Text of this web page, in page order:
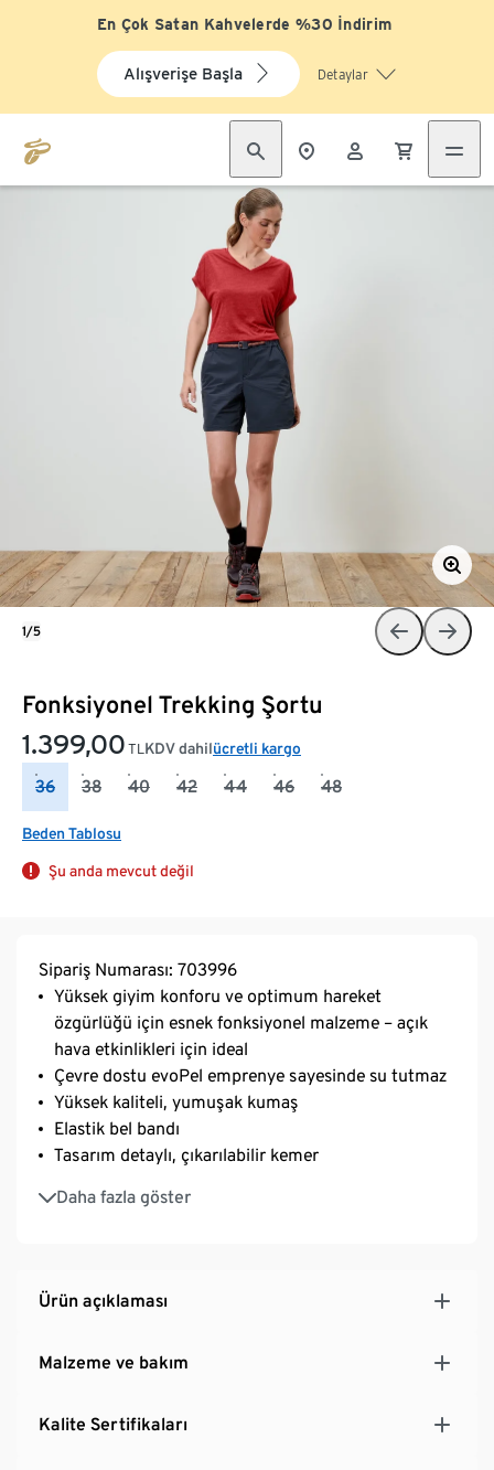
En Çok Satan Kahvelerde %30 İndirim
Alışverişe Başla Detaylar
Fonksiyonel Trekking Şortu
1.399,00 TL KDV dahilücretli kargo
36 38 40 42 44 46 48
Beden Tablosu
Şu anda mevcut değil
1/5
Sipariş Numarası: 703996
Yüksek giyim konforu ve optimum hareket
özgürlüğü için esnek fonksiyonel malzeme – açık
hava etkinlikleri için ideal
Çevre dostu evoPel emprenye sayesinde su tutmaz
Yüksek kaliteli, yumuşak kumaş
Elastik bel bandı
Tasarım detaylı, çıkarılabilir kemer
Daha fazla göster
2 yan cep ve 1 arka cep
Ürün açıklaması
Malzeme ve bakım
Kalite Sertifikaları